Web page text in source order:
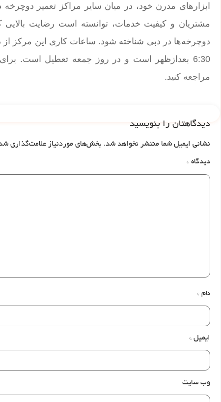
مشتریان و کیفیت خدمات، توانسته است رضایت بالایی
6:30 بعدازظهر است و در روز جمعه تعطیل است.
مراجعه کنید.
دیدگاهتان را بنویسید
نشانی ایمیل شما منتشر نخواهد شد. بخش‌های موردنیاز علامت‌گذاری
دیدگاه *
نام *
ایمیل *
وب‌ سایت